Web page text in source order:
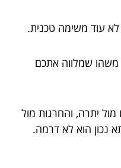
עוד משימה טכנית.
שמלווה אתכם
מול יתרה, והחרגות מול
נכון הוא לא דרמה.